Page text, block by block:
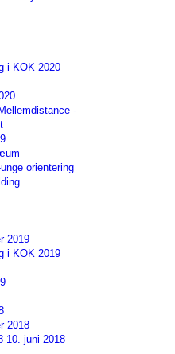
i KOK 2020
-
orientering
2019
i KOK 2019
2018
10. juni 2018